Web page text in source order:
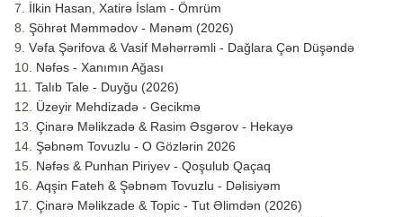
İlkin Hasan, Xatirə İslam - Ömrüm
Şöhrət Məmmədov - Mənəm (2026)
Vəfa Şərifova & Vasif Məhərrəmli - Dağlara Çən Düşəndə
Nəfəs - Xanımın Ağası
Talıb Tale - Duyğu (2026)
Üzeyir Mehdizadə - Gecikmə
Çinarə Məlikzadə & Rasim Əsgərov - Hekayə
Şəbnəm Tovuzlu - O Gözlərin 2026
Nəfəs & Punhan Piriyev - Qoşulub Qaçaq
Aqşin Fateh & Şəbnəm Tovuzlu - Dəlisiyəm
Çinarə Məlikzade & Topic - Tut Əlimdən (2026)